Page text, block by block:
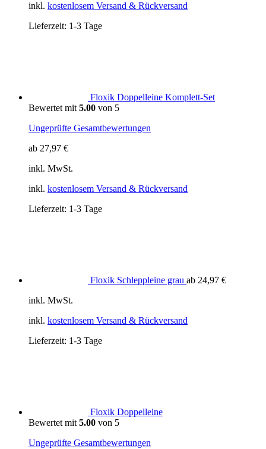
inkl. kostenlosem Versand & Rückversand
Lieferzeit: 1-3 Tage
Floxik Doppelleine Komplett-Set
Bewertet mit 5.00 von 5
Ungeprüfte Gesamtbewertungen
ab 27,97 €
inkl. MwSt.
inkl. kostenlosem Versand & Rückversand
Lieferzeit: 1-3 Tage
Floxik Schleppleine grau ab 24,97 €
inkl. MwSt.
inkl. kostenlosem Versand & Rückversand
Lieferzeit: 1-3 Tage
Floxik Doppelleine
Bewertet mit 5.00 von 5
Ungeprüfte Gesamtbewertungen